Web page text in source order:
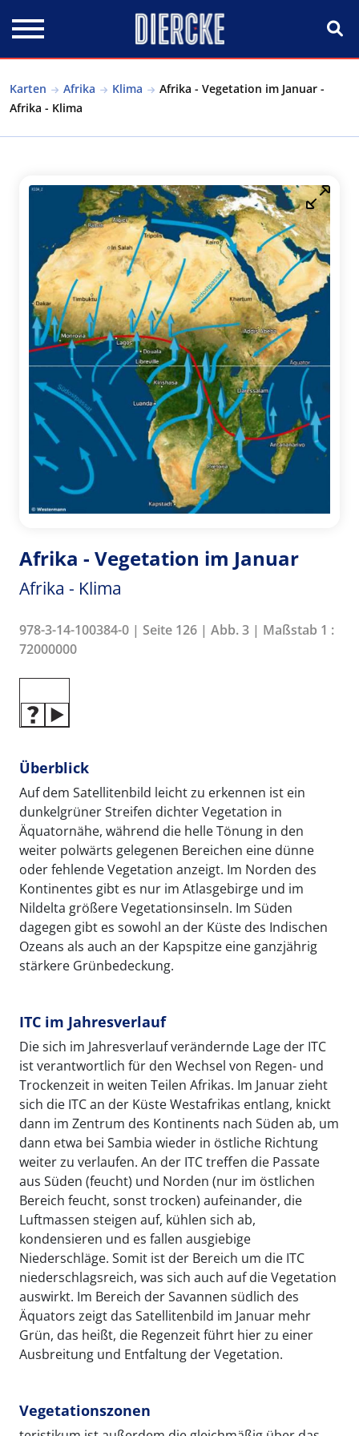
Karten Afrika Klima
Afrika - Vegetation im Januar -
Afrika - Klima
Afrika - Vegetation im Januar
Afrika - Klima
978-3-14-100384-0 | Seite 126 | Abb. 3 | Maßstab 1 :
72000000
Überblick
Auf dem Satellitenbild leicht zu erkennen ist ein
dunkelgrüner Streifen dichter Vegetation in
Äquatornähe, während die helle Tönung in den
weiter polwärts gelegenen Bereichen eine dünne
oder fehlende Vegetation anzeigt. Im Norden des
Kontinentes gibt es nur im Atlasgebirge und im
Nildelta größere Vegetationsinseln. Im Süden
dagegen gibt es sowohl an der Küste des Indischen
Ozeans als auch an der Kapspitze eine ganzjährig
stärkere Grünbedeckung.
ITC im Jahresverlauf
Die sich im Jahresverlauf verändernde Lage der ITC
ist verantwortlich für den Wechsel von Regen- und
Trockenzeit in weiten Teilen Afrikas. Im Januar zieht
sich die ITC an der Küste Westafrikas entlang, knickt
dann im Zentrum des Kontinents nach Süden ab, um
dann etwa bei Sambia wieder in östliche Richtung
weiter zu verlaufen. An der ITC treffen die Passate
aus Süden (feucht) und Norden (nur im östlichen
Bereich feucht, sonst trocken) aufeinander, die
Luftmassen steigen auf, kühlen sich ab,
kondensieren und es fallen ausgiebige
Niederschläge. Somit ist der Bereich um die ITC
niederschlagsreich, was sich auch auf die Vegetation
auswirkt. Im Bereich der Savannen südlich des
Äquators zeigt das Satellitenbild im Januar mehr
Grün, das heißt, die Regenzeit führt hier zu einer
Ausbreitung und Entfaltung der Vegetation.
Vegetationszonen